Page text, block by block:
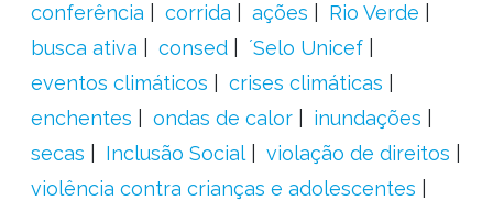
conferência
corrida ações
Rio Verde
busca ativa
consed
´Selo Unicef
eventos climáticos
crises climáticas
enchentes
ondas de calor
inundações
secas
Inclusão Social
violação de direitos
violência contra crianças e adolescentes